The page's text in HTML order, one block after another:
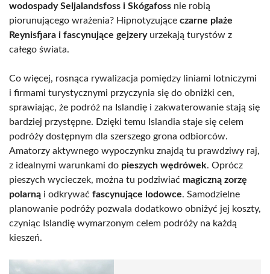
wodospady Seljalandsfoss i Skógafoss nie robią
piorunującego wrażenia? Hipnotyzujące czarne plaże
Reynisfjara i fascynujące gejzeryurzekają turystów z
całego świata.
Co więcej, rosnąca rywalizacja pomiędzy liniami lotniczymi
i firmami turystycznymi przyczynia się do obniżki cen,
sprawiając, że podróż na Islandię i zakwaterowanie stają się
bardziej przystępne. Dzięki temu Islandia staje się celem
podróży dostępnym dla szerszego grona odbiorców.
Amatorzy aktywnego wypoczynku znajdą tu prawdziwy raj,
z idealnymi warunkami do pieszych wędrówek. Oprócz
pieszych wycieczek, można tu podziwiać magiczną zorzę
polarną i odkrywać fascynujące lodowce. Samodzielne
planowanie podróży pozwala dodatkowo obniżyć jej koszty,
czyniąc Islandię wymarzonym celem podróży na każdą
kieszeń.